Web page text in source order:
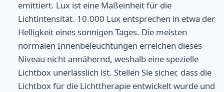
emittiert. Lux ist eine Maßeinheit für die
Lichtintensität. 10.000 Lux entsprechen in etwa der
Helligkeit eines sonnigen Tages. Die meisten
normalen Innenbeleuchtungen erreichen dieses
Niveau nicht annähernd, weshalb eine spezielle
Lichtbox unerlässlich ist. Stellen Sie sicher, dass die
Lichtbox für die Lichttherapie entwickelt wurde und